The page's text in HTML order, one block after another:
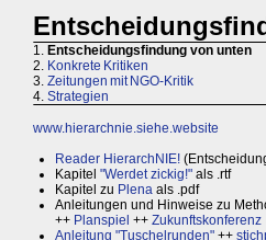
1. Entscheidungsfindung von unten
2. Konkrete Kritiken
3. Zeitungen mit NGO-Kritik
4. Strategien
www.hierarchnie.siehe.website
Reader HierarchNIE!
Kapitel "Werdet zickig!" als .rtf
Kapitel zu Plena als .pdf
Anleitungen und Hinweise zu
++ Planspiel ++ Zukunftskonferenz
Anleitung "Tuschelrunden" ++